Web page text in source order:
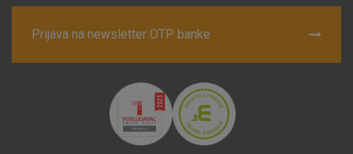
Prijava na newsletter OTP banke
Prihvaćam upotrebu navedenih kolačića